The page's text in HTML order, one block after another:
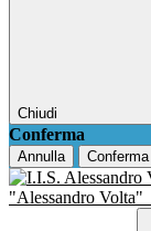
Chiudi
Conferma
Annulla Conferma
"Alessandro Volta"